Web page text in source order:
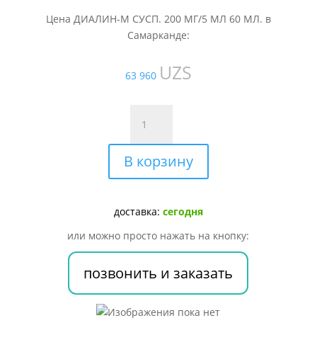
Цена ДИАЛИН-М СУСП. 200 МГ/5 МЛ 60 МЛ. в
Самарканде:
63 960 UZS
товара
ДИАЛИН-
М
СУСП.
МГ/5
60
В корзину
доставка: сегодня
или можно просто нажать на кнопку:
позвонить и заказать